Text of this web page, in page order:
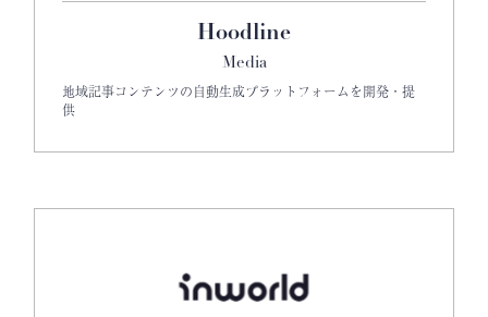
Hoodline
Media
地域記事コンテンツの自動生成プラットフォームを開発・提
供